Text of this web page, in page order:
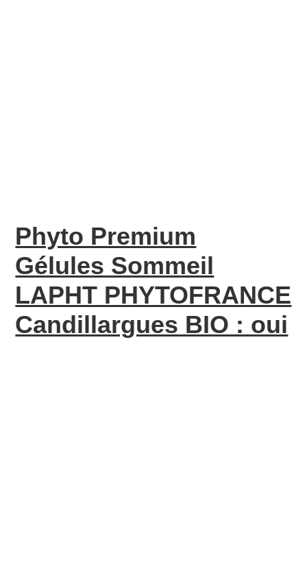
Phyto Premium
Gélules Sommeil
LAPHT PHYTOFRANCE
Candillargues BIO : oui